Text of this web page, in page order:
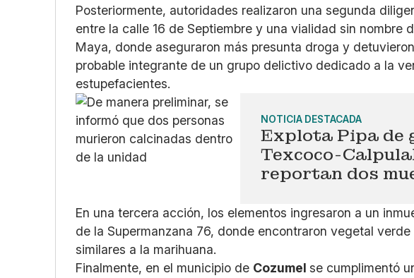
Posteriormente, autoridades realizaron una segunda
entre la calle 16 de Septiembre y una vialidad sin nombre
Maya, donde aseguraron más presunta droga y
probable integrante de un grupo delictivo dedicado a la
estupefacientes.
NOTICIA DESTACADA
Explota Pipa de
Texcoco-
reportan dos
En una tercera acción, los elementos ingresaron a un
de la Supermanzana 76, donde encontraron vegetal
similares a la marihuana.
Finalmente, en el municipio de Cozumelse cumplimentó